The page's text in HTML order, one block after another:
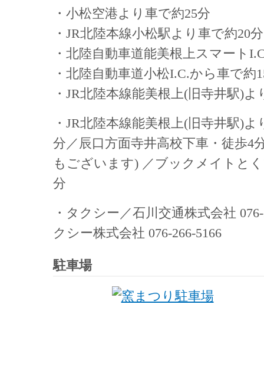
・小松空港より車で約25分
・JR北陸本線小松駅より車で約20分
・北陸自動車道能美根上スマート
・北陸自動車道小松I.C.から車で約
・JR北陸本線能美根上(旧寺井駅)よ
・JR北陸本線能美根上(旧寺井駅)
分／辰口方面寺井高校下車・徒歩4
もございます) ／ブックメイトと
分
・タクシー／石川交通株式会社
クシー株式会社 076-266-5166
駐車場